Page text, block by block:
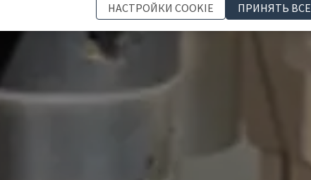
НАСТРОЙКИ COOKIE
ПРИНЯТЬ ВСЕ